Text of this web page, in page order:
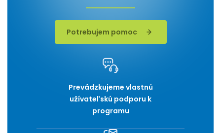
Potrebujem pomoc
Prevádzkujeme vlastnú
užívateľskú podporu k
programu